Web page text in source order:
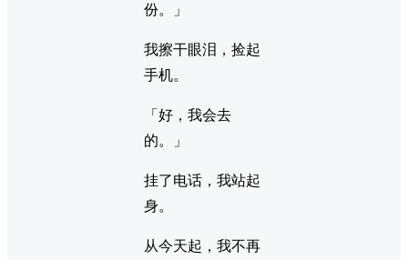
份。」
我擦干眼泪，捡起
手机。
「好，我会去
的。」
挂了电话，我站起
身。
从今天起，我不再